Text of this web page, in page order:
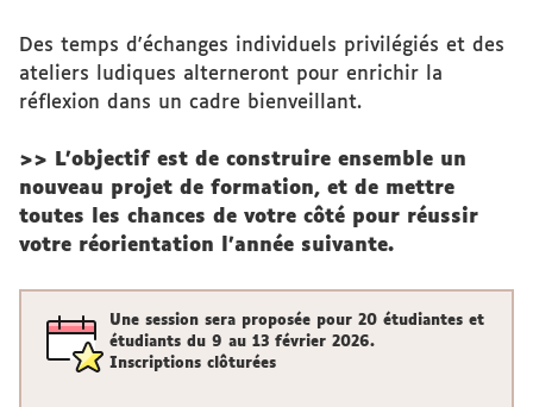
Des temps d'échanges individuels privilégiés et des
ateliers ludiques alterneront pour enrichir la
réflexion dans un cadre bienveillant.
>> L’objectif est de construire ensemble un
nouveau projet de formation, et de mettre
toutes les chances de votre côté pour réussir
votre réorientation l’année suivante.
Une session sera proposée pour 20 étudiantes et
étudiants du 9 au 13 février 2026.
Inscriptions clôturées